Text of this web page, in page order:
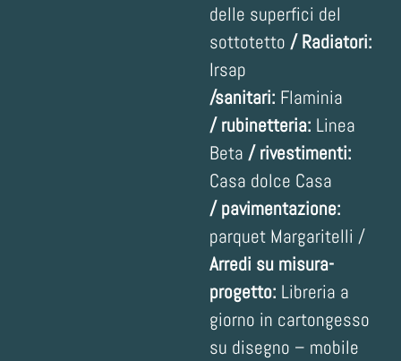
delle superfici del
sottotetto /Radiatori:
Irsap
/sanitari: Flaminia
/rubinetteria: Linea
Beta /rivestimenti:
Casa dolce Casa
/pavimentazione:
parquet Margaritelli /
Arredi su misura-
progetto: Libreria a
giorno in cartongesso
su disegno – mobile